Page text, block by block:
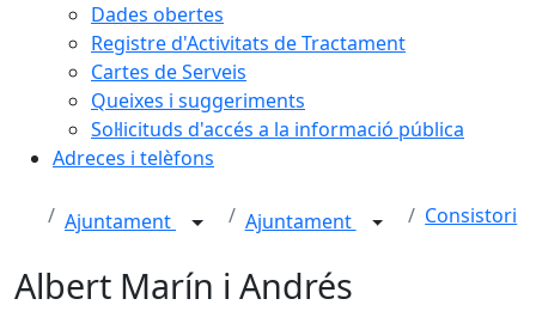
Dades obertes
Registre d'Activitats de Tractament
Cartes de Serveis
Queixes i suggeriments
Sol·licituds d'accés a la informació pública
Adreces i telèfons
Ajuntament Ajuntament Consistori
Albert Marín i Andrés